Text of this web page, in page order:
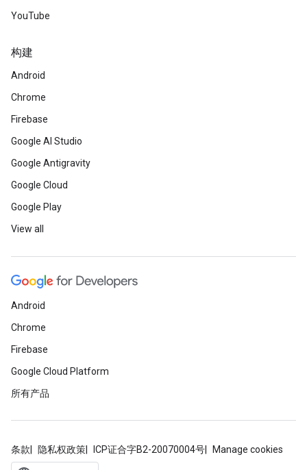
YouTube
构建
Android
Chrome
Firebase
Google AI Studio
Google Antigravity
Google Cloud
Google Play
View all
Android
Chrome
Firebase
Google Cloud Platform
所有产品
条款 隐私权政策 ICP证合字B2-20070004号 Manage cookies